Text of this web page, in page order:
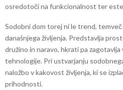
osredotoči na funkcionalnost ter
Sodobni dom torej ni le trend,
današnjega življenja. Predstavlja
družino in naravo, hkrati pa
tehnologije. Pri ustvarjanju
naložbo v kakovost življenja, ki se
prihodnosti.